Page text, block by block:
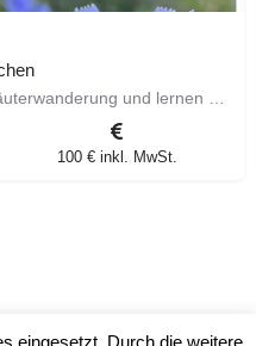
Gemeinsam machen wir eine Kräuterwanderung und lernen Wildkräuter zu bestimmen. Aus den gesammelten…
100 € inkl. MwSt.